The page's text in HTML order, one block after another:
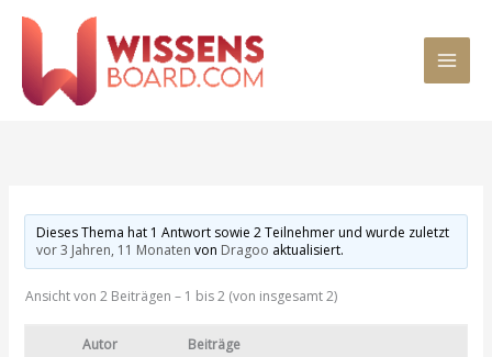
Inhalt
Dieses Thema hat 1 Antwort sowie 2 Teilnehmer und wurde zuletzt
vor 3 Jahren, 11 Monaten von Dragoo aktualisiert.
Ansicht von 2 Beiträgen – 1 bis 2 (von insgesamt 2)
Autor Beiträge